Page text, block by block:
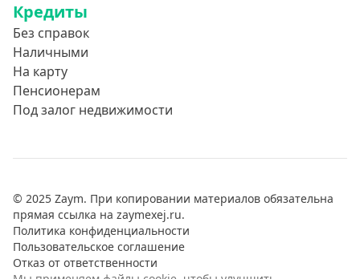
Кредиты
Без справок
Наличными
На карту
Пенсионерам
Под залог недвижимости
© 2025 Zaym. При копировании материалов обязательна
прямая ссылка на zaymexej.ru.
Политика конфиденциальности
Пользовательское соглашение
Отказ от ответственности